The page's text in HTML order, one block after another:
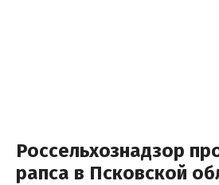
Россельхознадзор
рапса в Псковской